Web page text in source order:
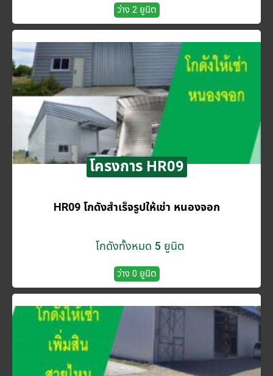
ว่าง 2 ยูนิต
โครงการ HR09
HR09 โกดังสำเร็จรูปให้เช่า หนองจอก
โกดังทั้งหมด 5 ยูนิต
ว่าง 0 ยูนิต